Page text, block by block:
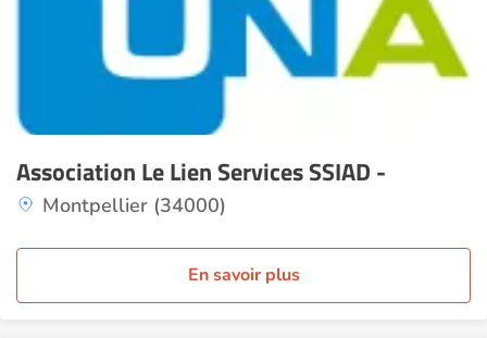
Association Le Lien Services SSIAD -
Montpellier (34000)
En savoir plus